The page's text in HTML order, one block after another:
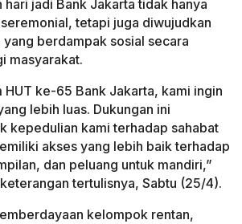
jadi Bank Jakarta tidak hanya
tetapi juga diwujudkan
yang berdampak sosial secara
masyarakat.
HUT ke-65 Bank Jakarta, kami ingin
lebih luas. Dukungan ini
kepedulian kami terhadap sahabat
akses yang lebih baik terhadap
dan peluang untuk mandiri,”
tertulisnya, Sabtu (25/4).
kelompok rentan,